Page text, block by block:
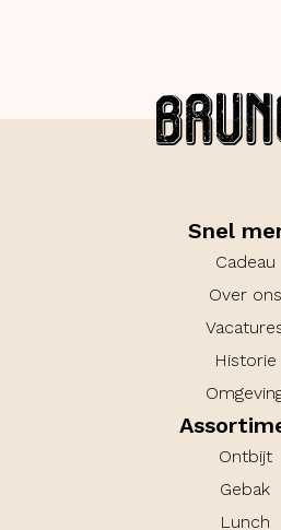
Snel
Cadeau
Over ons
Historie
Ontbijt
Gebak
Lunch